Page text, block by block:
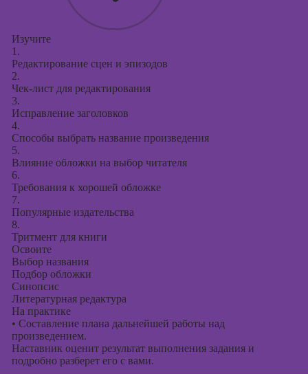
Изучите
1.
Редактирование сцен и эпизодов
2.
Чек-лист для редактирования
3.
Исправление заголовков
4.
Способы выбрать название произведения
5.
Влияние обложки на выбор читателя
6.
Требования к хорошей обложке
7.
Популярные издательства
8.
Тритмент для книги
Освоите
Выбор названия
Подбор обложки
Синопсис
Литературная редактура
На практике
• Составление плана дальнейшей работы над
произведением.
Наставник оценит результат выполнения задания и
подробно разберет его с вами.